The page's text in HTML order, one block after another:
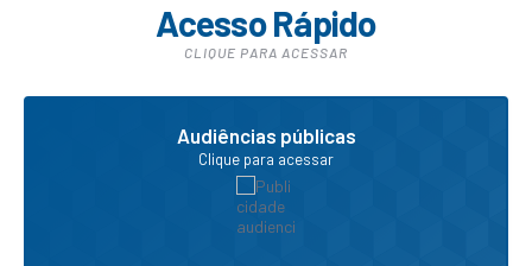
Acesso Rápido
CLIQUE PARA ACESSAR
Audiências públicas
Clique para acessar